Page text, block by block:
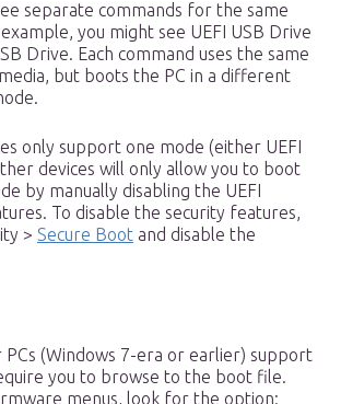
separate commands for the same
you might see UEFI USB Drive
Drive. Each command uses the same
but boots the PC in a different
only support one mode (either UEFI
devices will only allow you to boot
by manually disabling the UEFI
To disable the security features,
> Secure Boot and disable the
PCs (Windows 7-era or earlier) support
you to browse to the boot file.
menus, look for the option: